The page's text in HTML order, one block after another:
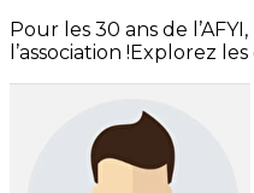
Pour les 30 ans de
l’association !Explorez